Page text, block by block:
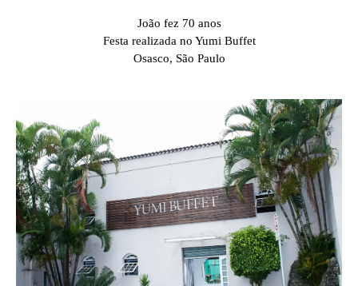
João fez 70 anos
Festa realizada no Yumi Buffet
Osasco, São Paulo